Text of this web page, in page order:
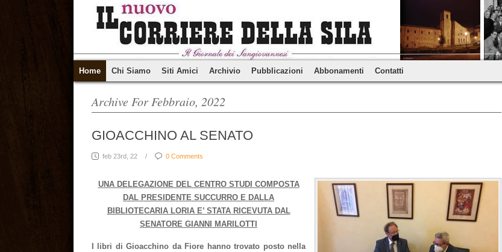
Home Chi Siamo Siti Amici Archivio Pubblicazioni Abbonamenti Contatti
Archive For Febbraio, 2022
GIOACCHINO AL SENATO
feb 23rd, 22 / 0 Comments
UNA DELEGAZIONE DEL CENTRO STUDI COMPOSTA
DAL PRESIDENTE SUCCURRO E DALLA
BIBLIOTECARIA LORIA E’ STATA RICEVUTA DAL
SENATORE GIANNI MARILOTTI
I libri di Gioacchino da Fiore hanno trovato posto nella